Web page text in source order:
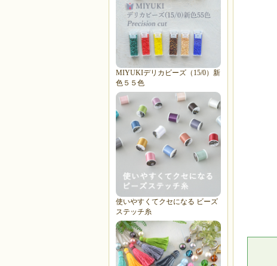
MIYUKIデリカビーズ（15/0）新
色５５色
使いやすくてクセになる ビーズ
ステッチ糸